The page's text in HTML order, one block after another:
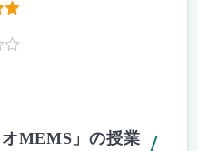
MEMS」の授業